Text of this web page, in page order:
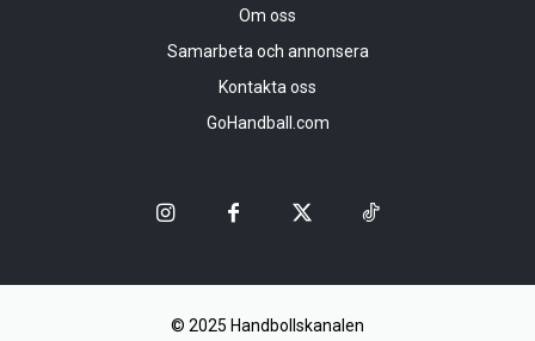
Om oss
Samarbeta och annonsera
Kontakta oss
GoHandball.com
© 2025 Handbollskanalen